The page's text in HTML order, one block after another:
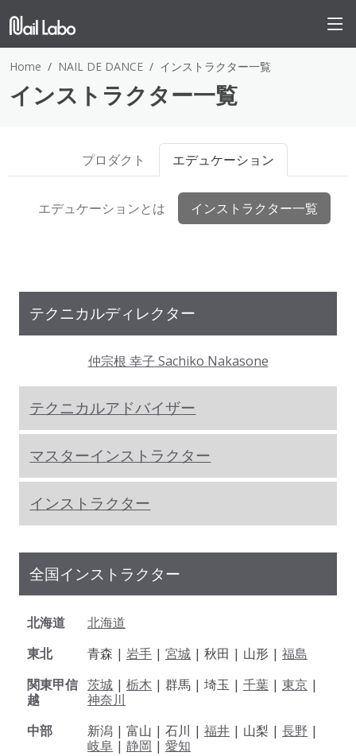
Home NAIL DE DANCE インストラクター一覧
インストラクター一覧
プロダクト エデュケーション
エデュケーションとは インストラクター一覧
テクニカルディレクター
仲宗根 幸子 Sachiko Nakasone
テクニカルアドバイザー
マスターインストラクター
インストラクター
全国インストラクター
北海道
北海道
東北
青森 | 岩手 | 宮城 | 秋田 | 山形 | 福島
関東甲信
越
茨城 | 栃木 | 群馬 | 埼玉 | 千葉 | 東京 |
神奈川
中部
新潟 | 富山 | 石川 | 福井 | 山梨 | 長野 |
岐阜 | 静岡 | 愛知